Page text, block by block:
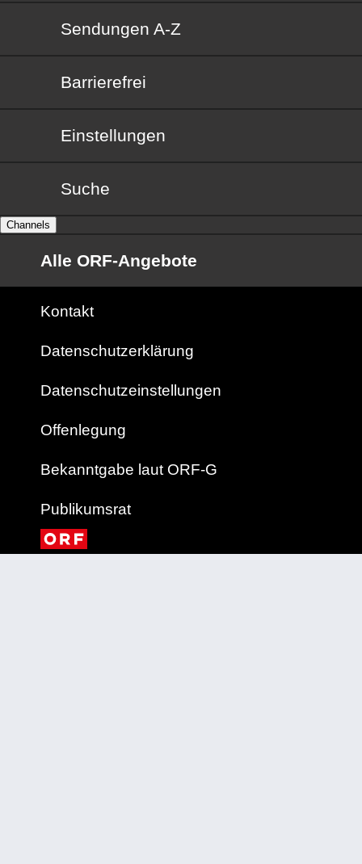
Sendungen von A bis Z
Sendungen A-Z
Barrierefrei
Barrierefrei
Einstellungen
Suche
Channels
Alle ORF-Angebote
Kontakt
Datenschutzerklärung
Datenschutzeinstellungen
Offenlegung
Bekanntgabe laut ORF-G
Publikumsrat